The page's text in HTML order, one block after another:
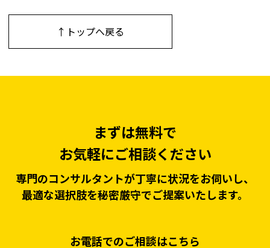
↑トップへ戻る
まずは無料で
お気軽にご相談ください
専門のコンサルタントが丁寧に状況をお伺いし、
最適な選択肢を秘密厳守でご提案いたします。
お電話でのご相談はこちら